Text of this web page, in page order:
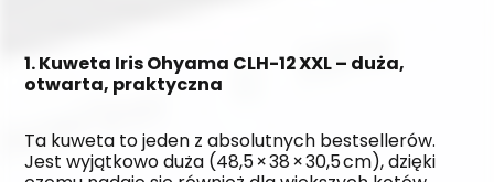
1. Kuweta Iris Ohyama CLH-12 XXL – duża,
otwarta, praktyczna
Ta kuweta to jeden z absolutnych bestsellerów.
Jest wyjątkowo duża (48,5 × 38 × 30,5 cm), dzięki